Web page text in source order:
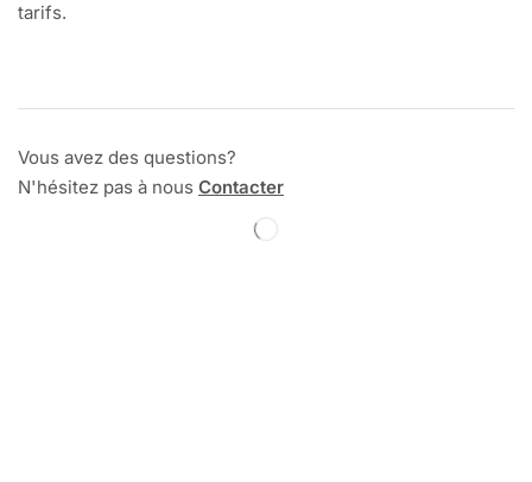
tarifs.
Vous avez des questions?
N'hésitez pas à nous Contacter